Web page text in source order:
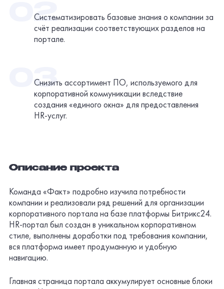
Систематизировать базовые знания о компании за
счёт реализации соответствующих разделов на
портале.
Снизить ассортимент ПО, используемого для
корпоративной коммуникации вследствие
создания «единого окна» для предоставления
HR-услуг.
Описание проекта
Команда «Факт» подробно изучила потребности
компании и реализовали ряд решений для организации
корпоративного портала на базе платформы Битрикс24.
HR-портал был создан в уникальном корпоративном
стиле, выполнены доработки под требования компании,
вся платформа имеет продуманную и удобную
навигацию.
Главная страница портала аккумулирует основные блоки